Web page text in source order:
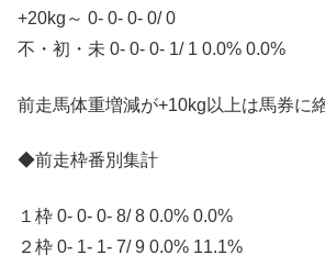
+20kg～ 0- 0- 0- 0/ 0
不・初・未 0- 0- 0- 1/ 1 0.0% 0.0%
前走馬体重増減が+10kg以上は馬券に
◆前走枠番別集計
１枠 0- 0- 0- 8/ 8 0.0% 0.0%
２枠 0- 1- 1- 7/ 9 0.0% 11.1%